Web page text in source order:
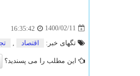
1400/02/11
16:35:42
تگهای خبر: اقتصاد
این مطلب را می پسندید؟